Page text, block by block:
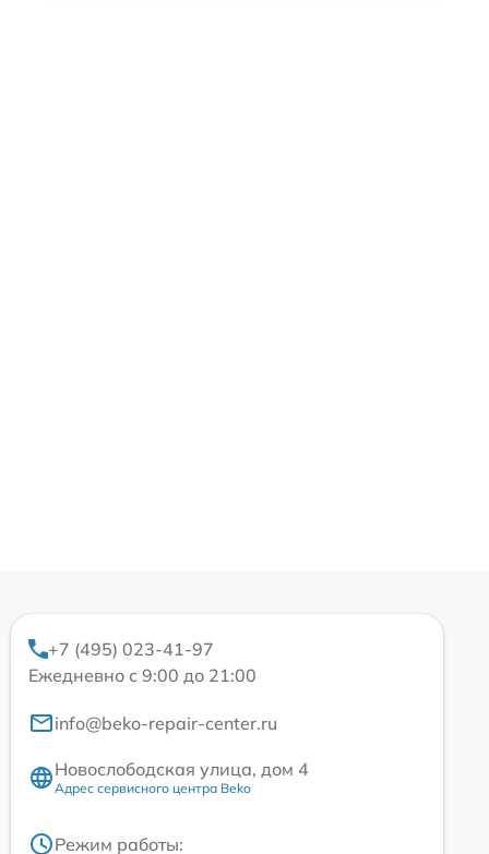
+7 (495) 023-41-97
Ежедневно с 9:00 до 21:00
info@beko-repair-center.ru
Новослободская улица, дом 4
Адрес сервисного центра Beko
Режим работы: